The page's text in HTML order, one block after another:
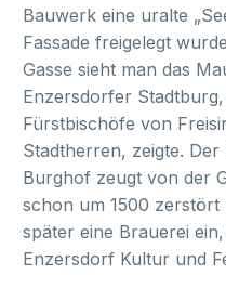
Bauwerk eine uralte
Fassade freigelegt
Gasse sieht man das
Enzersdorfer
Fürstbischöfe von
Stadtherren, zeigte.
Burghof zeugt von der
schon um 1500 zerstört
später eine Brauerei
Enzersdorf Kultur und